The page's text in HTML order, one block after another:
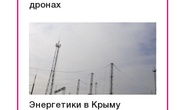
дронах
Энергетики в Крыму